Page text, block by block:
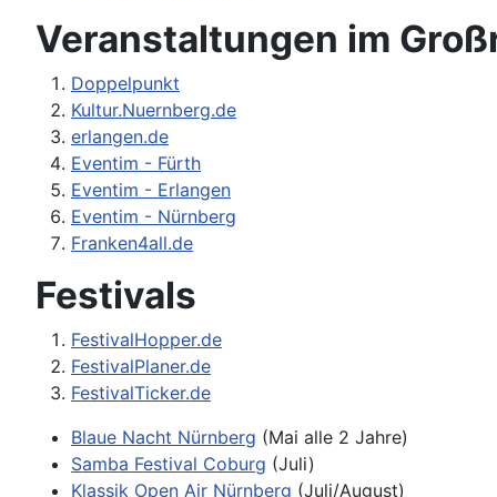
Veranstaltungen im
Doppelpunkt
Kultur.Nuernberg.de
erlangen.de
Eventim - Fürth
Eventim - Erlangen
Eventim - Nürnberg
Franken4all.de
Festivals
FestivalHopper.de
FestivalPlaner.de
FestivalTicker.de
Blaue Nacht Nürnberg (Mai alle 2 Jahre)
Samba Festival Coburg (Juli)
Klassik Open Air Nürnberg (Juli/August)